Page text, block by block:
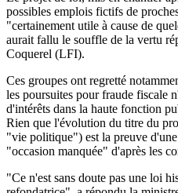
possibles emplois fictifs de
"certainement utile à cause de
aurait fallu le souffle de la vertu
Coquerel (LFI).
Ces groupes ont regretté
les poursuites pour fraude fiscale
d'intérêts dans la haute fonction
Rien que l'évolution du titre du
"vie politique") est la preuve
"occasion manquée" d'après les
"Ce n'est sans doute pas une loi